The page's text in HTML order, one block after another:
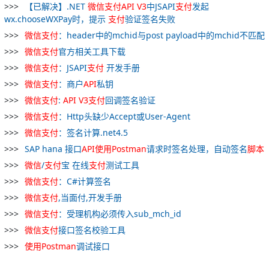
【已解决】.NET 微信支付API V3中JSAPI支付发起
wx.chooseWXPay时，提示 支付验证签名失败
微信支付：header中的mchid与post payload中的mchid不匹配
微信支付官方相关工具下载
微信支付：JSAPI支付 开发手册
微信支付：商户API私钥
微信支付: API V3支付回调签名验证
微信支付：Http头缺少Accept或User-Agent
微信支付：签名计算.net4.5
SAP hana 接口API使用Postman请求时签名处理，自动签名脚本
微信/支付宝 在线支付测试工具
微信支付：C#计算签名
微信支付,当面付,开发手册
微信支付：受理机构必须传入sub_mch_id
微信支付接口签名校验工具
使用Postman调试接口